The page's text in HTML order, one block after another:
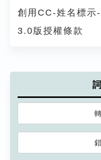
創用CC-姓名標示
3.0版授權條款